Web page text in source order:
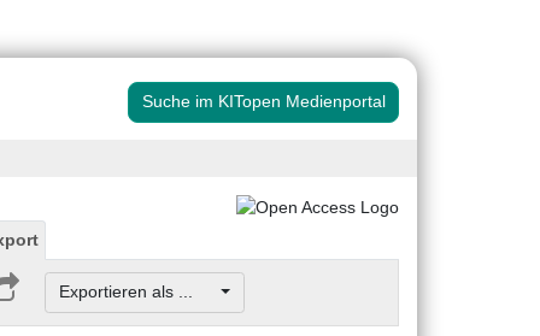
Suche im KITopen Medienportal
Exportieren als ...